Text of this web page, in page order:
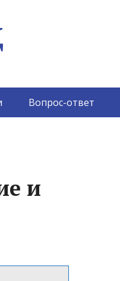
Вопрос-ответ
и